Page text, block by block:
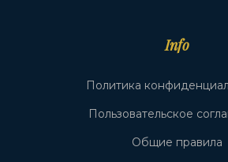
Info
Политика
Пользовательское
Общие правила